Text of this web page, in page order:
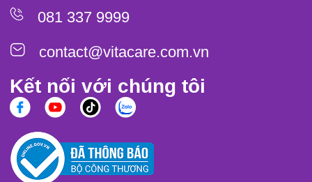
081 337 9999
contact@vitacare.com.vn
Kết nối với chúng tôi